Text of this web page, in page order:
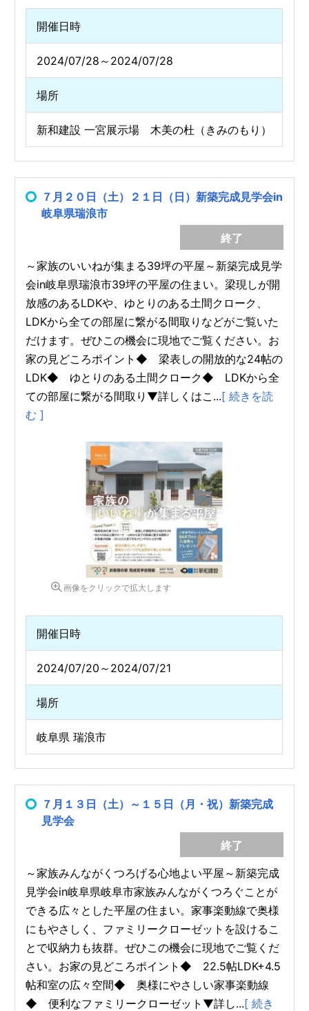
開催日時
2024/07/28～2024/07/28
場所
新和建設 一宮展示場 木美の杜（きみのもり）
７月２０日（土）２１日（日）新築完成見学会in
岐阜県瑞浪市
終了
～家族のいいねが集まる39坪の平屋～新築完成見学
会in岐阜県瑞浪市39坪の平屋の住まい。梁現しが開
放感のあるLDKや、ゆとりのある土間クローク、
LDKから全ての部屋に繋がる間取りなどがご覧いた
だけます。ぜひこの機会に現地でご覧ください。お
家の見どころポイント◆ 梁表しの開放的な24帖の
LDK◆ ゆとりのある土間クローク◆ LDKから全
ての部屋に繋がる間取り▼詳しくはこ...[ 続きを読
む ]
画像をクリックで拡大します
開催日時
2024/07/20～2024/07/21
場所
岐阜県 瑞浪市
７月１３日（土）～１５日（月・祝）新築完成
見学会
終了
～家族みんながくつろげる心地よい平屋～新築完成
見学会in岐阜県岐阜市家族みんながくつろぐことが
できる広々とした平屋の住まい。家事楽動線で奥様
にもやさしく、ファミリークローゼットを設けるこ
とで収納力も抜群。ぜひこの機会に現地でご覧くだ
さい。お家の見どころポイント◆ 22.5帖LDK+4.5
帖和室の広々空間◆ 奥様にやさしい家事楽動線
◆ 便利なファミリークローゼット▼詳し...[ 続き